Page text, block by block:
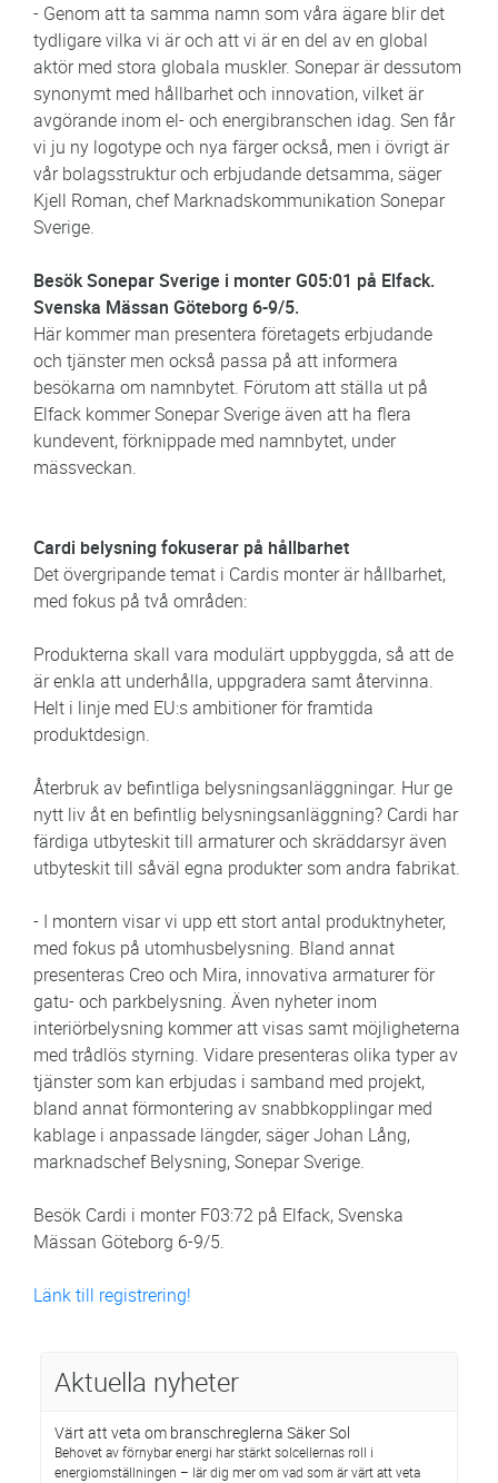
- Genom att ta samma namn som våra ägare blir det
tydligare vilka vi är och att vi är en del av en global
aktör med stora globala muskler. Sonepar är dessutom
synonymt med hållbarhet och innovation, vilket är
avgörande inom el- och energibranschen idag. Sen får
vi ju ny logotype och nya färger också, men i övrigt är
vår bolagsstruktur och erbjudande detsamma, säger
Kjell Roman, chef Marknadskommunikation Sonepar
Sverige.
Besök Sonepar Sverige i monter G05:01 på Elfack.
Svenska Mässan Göteborg 6-9/5.
Här kommer man presentera företagets erbjudande
och tjänster men också passa på att informera
besökarna om namnbytet. Förutom att ställa ut på
Elfack kommer Sonepar Sverige även att ha flera
kundevent, förknippade med namnbytet, under
mässveckan.
Cardi belysning fokuserar på hållbarhet
Det övergripande temat i Cardis monter är hållbarhet,
med fokus på två områden:
Produkterna skall vara modulärt uppbyggda, så att de
är enkla att underhålla, uppgradera samt återvinna.
Helt i linje med EU:s ambitioner för framtida
produktdesign.
Återbruk av befintliga belysningsanläggningar. Hur ge
nytt liv åt en befintlig belysningsanläggning? Cardi har
färdiga utbyteskit till armaturer och skräddarsyr även
utbyteskit till såväl egna produkter som andra fabrikat.
- I montern visar vi upp ett stort antal produktnyheter,
med fokus på utomhusbelysning. Bland annat
presenteras Creo och Mira, innovativa armaturer för
gatu- och parkbelysning. Även nyheter inom
interiörbelysning kommer att visas samt möjligheterna
med trådlös styrning. Vidare presenteras olika typer av
tjänster som kan erbjudas i samband med projekt,
bland annat förmontering av snabbkopplingar med
kablage i anpassade längder, säger Johan Lång,
marknadschef Belysning, Sonepar Sverige.
Besök Cardi i monter F03:72 på Elfack, Svenska
Mässan Göteborg 6-9/5.
Länk till registrering!
Aktuella nyheter
Värt att veta om branschreglerna Säker Sol
Behovet av förnybar energi har stärkt solcellernas roll i
energiomställningen – lär dig mer om vad som är värt att veta